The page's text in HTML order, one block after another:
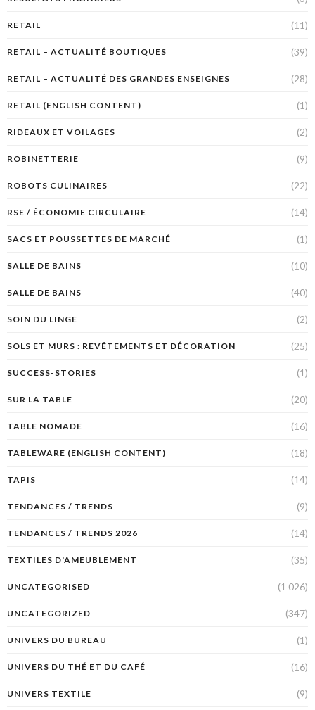
RETAIL (11)
RETAIL – ACTUALITÉ BOUTIQUES (39)
RETAIL – ACTUALITÉ DES GRANDES ENSEIGNES (28)
RETAIL (ENGLISH CONTENT) (1)
RIDEAUX ET VOILAGES (2)
ROBINETTERIE (9)
ROBOTS CULINAIRES (22)
RSE / ÉCONOMIE CIRCULAIRE (14)
SACS ET POUSSETTES DE MARCHÉ (1)
SALLE DE BAINS (10)
SALLE DE BAINS (40)
SOIN DU LINGE (2)
SOLS ET MURS : REVÊTEMENTS ET DÉCORATION (25)
SUCCESS-STORIES (1)
SUR LA TABLE (20)
TABLE NOMADE (16)
TABLEWARE (ENGLISH CONTENT) (18)
TAPIS (14)
TENDANCES / TRENDS (9)
TENDANCES / TRENDS 2026 (14)
TEXTILES D'AMEUBLEMENT (35)
UNCATEGORISED (1 026)
UNCATEGORIZED (347)
UNIVERS DU BUREAU (1)
UNIVERS DU THÉ ET DU CAFÉ (16)
UNIVERS TEXTILE (9)